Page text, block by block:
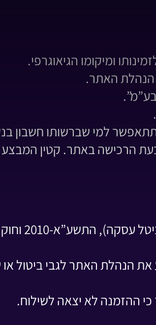
ומיקומו הגיאוגרפי.
הנהלת האתר.
לכל אזרח אשר מלאו לו 16 שנים. הזמנה תתאפשר למי
הרכישה באתר. קטין המבצע
מדיניות ביטול עסקה
הנהלת האתר לגבי ביטול או